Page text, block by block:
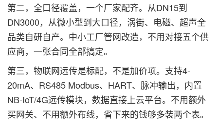
第二，全口径覆盖，一个厂家配齐。从DN15到
DN3000，从微小型到大口径，涡街、电磁、超声全
品类自研自产。中小工厂管网改造，不用对接五个供
应商，一张合同全部搞定。
第三，物联网远传是标配，不是加价项。支持4-
20mA、RS485 Modbus、HART、脉冲输出，内置
NB-IoT/4G远传模块，数据直接上云平台。不用额外
买网关、不用额外布线，省下来的钱够多装两个表。